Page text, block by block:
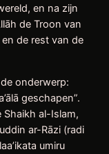
en na zijn
de Troon van
de rest van de
onderwerp:
geschapen”.
al-Islam,
ar-Rāzi (radi
umiru